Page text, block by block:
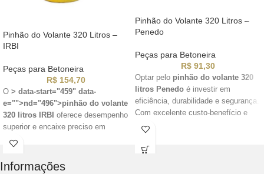
Pinhão do Volante 320 Litros –
IRBI
Peças para Betoneira
R$ 154,70
O > data-start="459" data-
e="">nd="496">pinhão do volante
320 litros IRBI oferece desempenho
superior e encaixe preciso em
motores estacionários. Ideal para
durabilidade no campo.
Pinhão do Volante 320 Litros –
Penedo
Peças para Betoneira
R$ 91,30
Optar pelo pinhão do volante 320
litros Penedo é investir em
eficiência, durabilidade e segurança.
Com excelente custo-benefício e
respaldo técnico da marca, essa
quem exige alto desempenho no
Informações